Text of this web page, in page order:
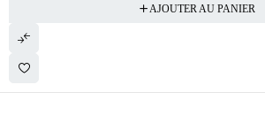
AJOUTER AU PANIER